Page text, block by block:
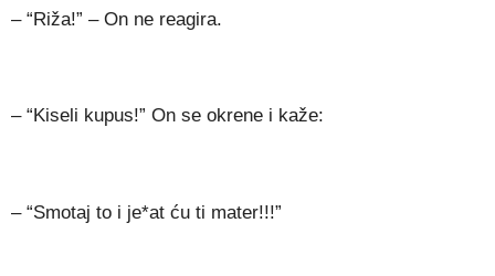
– “Riža!” – On ne reagira.
– “Kiseli kupus!” On se okrene i kaže:
– “Smotaj to i je*at ću ti mater!!!”